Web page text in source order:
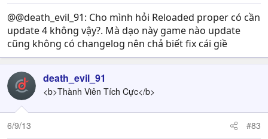
@@death_evil_91: Cho mình hỏi Reloaded proper có cần
update 4 không vậy?. Mà dạo này game nào update
cũng không có changelog nên chả biết fix cái giề
death_evil_91
<b>Thành Viên Tích Cực</b>
6/9/13 #83